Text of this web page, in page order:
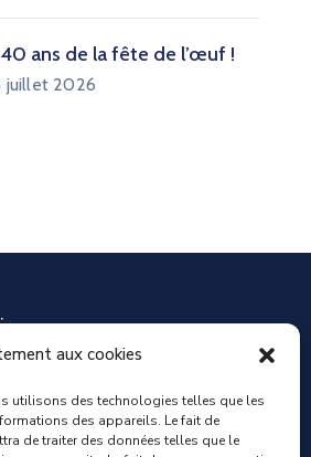
aux cookies
utilisons des technologies telles que les
des appareils. Le fait de
de traiter des données telles que le
40 ans de la fête de l’œuf !
juillet 2026
14:00 – 18:00
| 14:00 – 17:00
| 14:00 – 17:00